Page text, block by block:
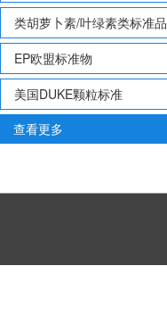
类胡萝卜素/叶绿素类标准品
EP欧盟标准物
美国DUKE颗粒标准
查看更多